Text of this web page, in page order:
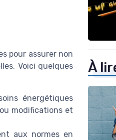
pour assurer non
Voici quelques
énergétiques
modifications et
aux normes en
À